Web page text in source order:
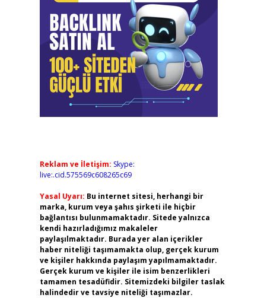
Reklam ve İletişim: Skype:
live:.cid.575569c608265c69
Yasal Uyarı: Bu internet sitesi, herhangi bir
marka, kurum veya şahıs şirketi ile hiçbir
bağlantısı bulunmamaktadır. Sitede yalnızca
kendi hazırladığımız makaleler
paylaşılmaktadır. Burada yer alan içerikler
haber niteliği taşımamakta olup, gerçek kurum
ve kişiler hakkında paylaşım yapılmamaktadır.
Gerçek kurum ve kişiler ile isim benzerlikleri
tamamen tesadüfidir. Sitemizdeki bilgiler taslak
halindedir ve tavsiye niteliği taşımazlar.